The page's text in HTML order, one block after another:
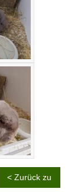
< Zurück zu